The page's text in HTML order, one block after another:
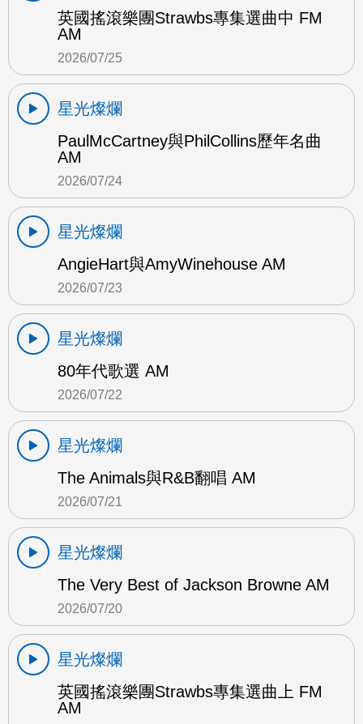
英國搖滾樂團Strawbs專集選曲中 FM
AM
2026/07/25
星光燦爛
PaulMcCartney與PhilCollins歷年名曲
AM
2026/07/24
星光燦爛
AngieHart與AmyWinehouse AM
2026/07/23
星光燦爛
80年代歌選 AM
2026/07/22
星光燦爛
The Animals與R&B翻唱 AM
2026/07/21
星光燦爛
The Very Best of Jackson Browne AM
2026/07/20
星光燦爛
英國搖滾樂團Strawbs專集選曲上 FM
AM